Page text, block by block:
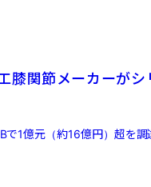
膝関節メーカーがシ
1億元（約16億円）超を調